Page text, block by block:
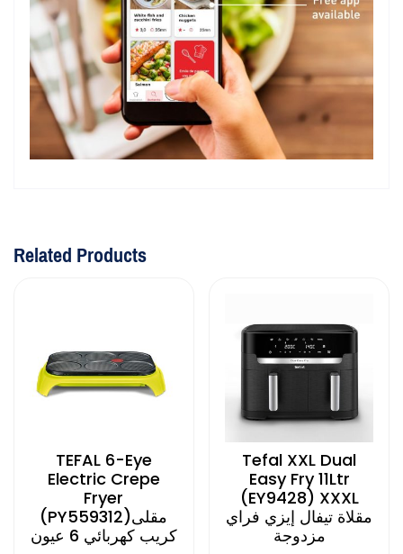
Related Products
TEFAL 6-Eye
Electric Crepe
Fryer
(PY559312)مقلى
كريب كهربائي 6 عيون
Tefal XXL Dual
Easy Fry 11Ltr
(EY9428) XXXL
مقلاة تيفال إيزي فراي
مزدوجة